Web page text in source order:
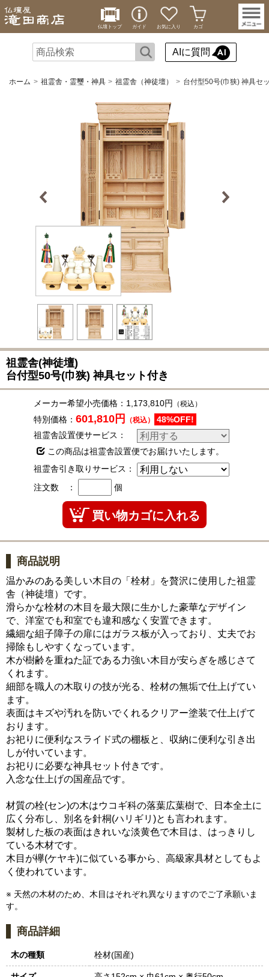
仏壇トップ ガイド お気に入り カゴ
AIに質問
ホーム 祖霊舎・霊璽・神具 祖霊舎（神徒壇） 台付型50号(巾狭) 神具セ
祖霊舎(神徒壇)
台付型50号(巾狭) 神具セット付き
メーカー希望小売価格： 1,173,810円 （税込）
特別価格： 601,810円 （税込）
48%OFF!
祖霊舎設置便サービス：
この商品は祖霊舎設置便でお届けいたします。
祖霊舎引き取りサービス：
注文数 ：
個
商品説明
温かみのある美しい木目の「栓材」を贅沢に使用した祖霊
舎（神徒壇）です。
滑らかな栓材の木目を最大限に生かした豪華なデザイン
で、洋室でも和室でも違和感なく安置できます。
繊細な組子障子の扉にはガラス板が入っており、丈夫でお
掃除もしやすくなっています。
木が樹齢を重ねた証である力強い木目が安らぎを感じさて
くれます。
細部を職人の木取りの技が光る、栓材の無垢で仕上げてい
ます。
表面はキズや汚れを防いでくれるクリアー塗装で仕上げて
おります。
お祀りに便利なスライド式の棚板と、収納に便利な引き出
しが付いています。
お祀りに必要な神具セット付きです。
入念な仕上げの国産品です。
材質の栓(セン)の木はウコギ科の落葉広葉樹で、日本全土に
広く分布し、別名を針桐(ハリギリ)とも言われます。
製材した板の表面はきれいな淡黄色で木目は、はっきりし
ている木材です。
木目が欅(ケヤキ)に似ている事から、高級家具材としてもよ
く使われています。
※ 天然の木材のため、木目はそれぞれ異なりますのでご了承願いま
す。
商品詳細
木の種類 栓材(国産)